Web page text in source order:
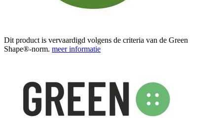
Dit product is vervaardigd volgens de criteria van de Green
Shape®-norm. meer informatie